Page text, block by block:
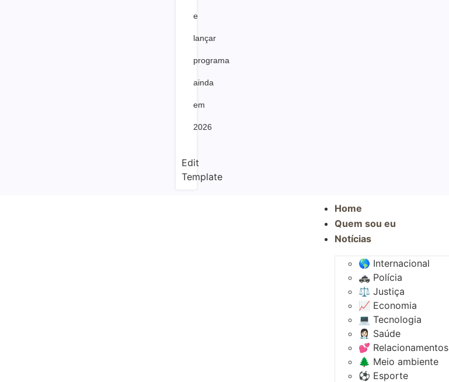
e
lançar
programa
ainda
em
2026
Edit
Template
Home
Quem sou eu
Notícias
🌎 Internacional
🚓 Polícia
⚖️ Justiça
📈 Economia
💻 Tecnologia
👩🏻‍⚕️ Saúde
💕 Relacionamentos
🌲 Meio ambiente
⚽︎ Esporte